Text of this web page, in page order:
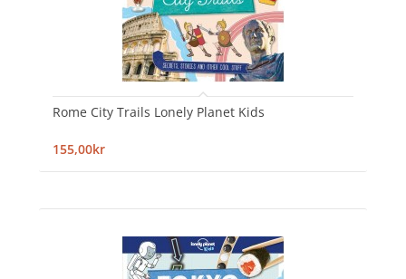
Rome City Trails Lonely Planet Kids
155,00kr